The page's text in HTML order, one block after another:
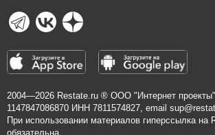
2004—2026 Restate.ru ® ООО "Интернет
1147847086870 ИНН 7811574827, email
При использовании материалов гиперссылка на
обязательна.